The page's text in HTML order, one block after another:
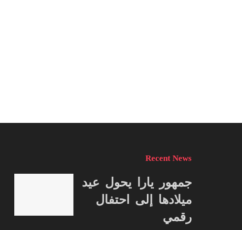
Recent News
جمهور يارا يحول عيد
ميلادها إلى احتفال
رقمي